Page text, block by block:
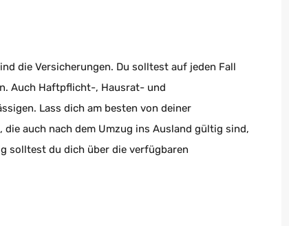
die Versicherungen. Du solltest auf jeden Fall
Auch Haftpflicht-, Hausrat- und
Lass dich am besten von deiner
auch nach dem Umzug ins Ausland gültig sind,
solltest du dich über die verfügbaren